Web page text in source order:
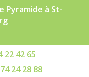
Pyramide à St-
22 42 65
24 28 88